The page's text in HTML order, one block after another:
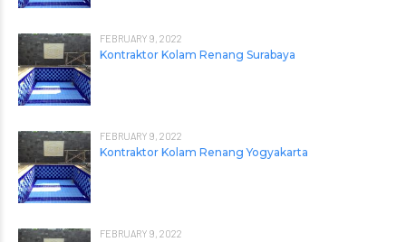
FEBRUARY 9, 2022
Kontraktor Kolam Renang Surabaya
FEBRUARY 9, 2022
Kontraktor Kolam Renang Yogyakarta
FEBRUARY 9, 2022